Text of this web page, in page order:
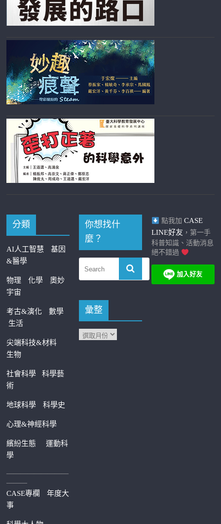
分類
AI人工智慧
基因
&醫學
物理 化學
奧妙
宇宙
考古&演化
數學
生活
尖端科技&材料
生物
社會科學科學藝
術
地球科學 科學史
心理&神經科學
繽紛生態運動科
學
—————————
———
CASE專欄
年度大
事
你想找什
麼？
彙整
點我加 CASE
LINE好友 ，第一手
科普知識、活動消息
絕不錯過